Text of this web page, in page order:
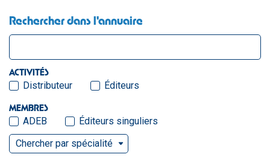
Rechercher dans l'annuaire
ACTIVITÉS
Distributeur Éditeurs
MEMBRES
ADEB
Éditeurs singuliers
Chercher par spécialité